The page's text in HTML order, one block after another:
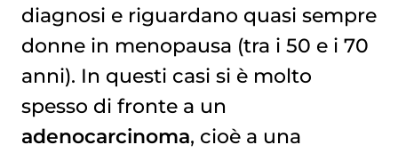
diagnosi e riguardano quasi sempre
donne in menopausa (tra i 50 e i 70
anni). In questi casi si è molto
spesso di fronte a un
adenocarcinoma, cioè a una